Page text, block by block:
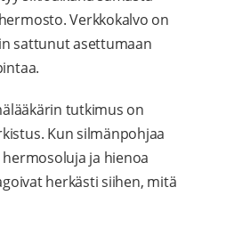
Verkkokalvo on
sattunut asettumaan
tutkimus on
Kun silmänpohjaa
ja hienoa
herkästi siihen, mitä